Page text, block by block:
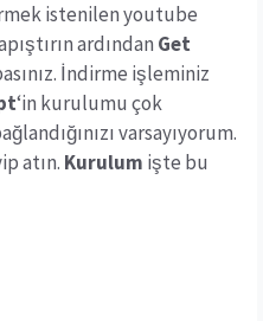
istenilen youtube
ardından Get
İndirme işleminiz
‘in kurulumu çok
varsayıyorum.
atın. Kurulum işte bu